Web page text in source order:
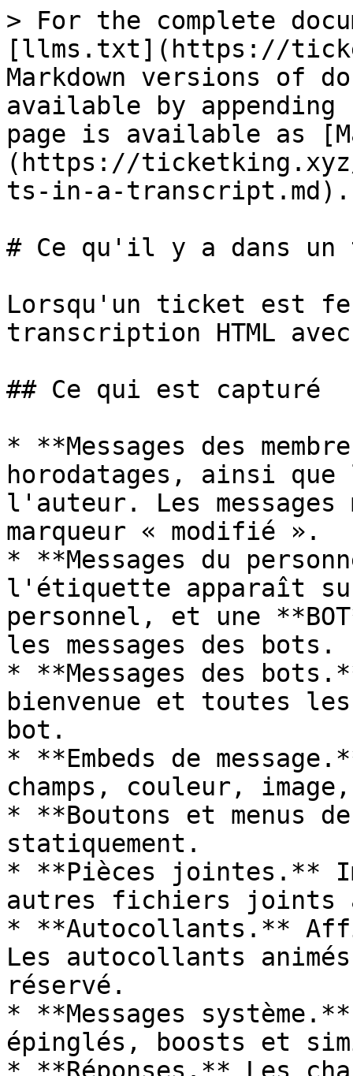
> For the complete
[llms.txt](https://
Markdown versions of
available by
page is available as
(https://
ts-in-a-transcript.md).
# Ce qu'il y a dans
Lorsqu'un ticket est
transcription HTML
## Ce qui est capturé
* **Messages des
horodatages, ainsi
l'auteur. Les
marqueur « modifié ».
* **Messages du
l'étiquette apparaît sur
personnel, et une
les messages des bots.
* **Messages des
bienvenue et toutes
bot.
* **Embeds de
champs, couleur,
* **Boutons et menus
statiquement.
* **Pièces jointes.**
autres fichiers joints
* **Autocollants.**
Les autocollants
réservé.
* **Messages
épinglés, boosts et